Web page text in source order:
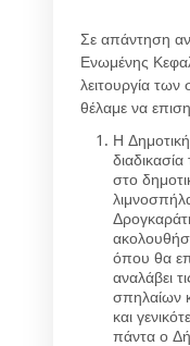
Σε απάντηση
Ενωμένης
λειτουργία
θέλαμε να
Η
στο
όπου θα
αναλάβει
σπηλαίων
και
πάντα ο